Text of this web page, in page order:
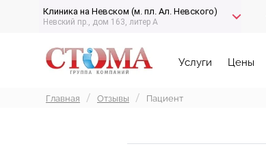
Клиника на Невском (м. пл. Ал. Невского)
Невский пр., дом 163, литер А
Услуги Цены
Главная Отзывы Пациент